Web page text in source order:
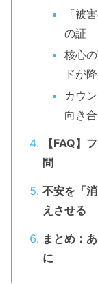
「被
の証
核心
ドが
カウ
向き
【FAQ】
問
不安を「
えさせる
まとめ：
に